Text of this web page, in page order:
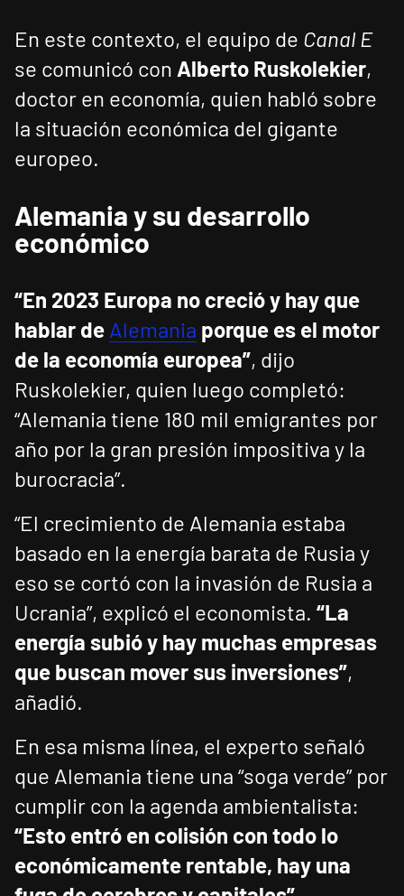
En este contexto, el equipo de Canal E
se comunicó con Alberto Ruskolekier,
doctor en economía, quien habló sobre
la situación económica del gigante
europeo.
Alemania y su desarrollo
económico
“En 2023 Europa no creció y hay que
hablar de Alemania porque es el motor
de la economía europea”, dijo
Ruskolekier, quien luego completó:
“Alemania tiene 180 mil emigrantes por
año por la gran presión impositiva y la
burocracia”.
“El crecimiento de Alemania estaba
basado en la energía barata de Rusia y
eso se cortó con la invasión de Rusia a
Ucrania”, explicó el economista. “La
energía subió y hay muchas empresas
que buscan mover sus inversiones”,
añadió.
En esa misma línea, el experto señaló
que Alemania tiene una “soga verde” por
cumplir con la agenda ambientalista:
“Esto entró en colisión con todo lo
económicamente rentable, hay una